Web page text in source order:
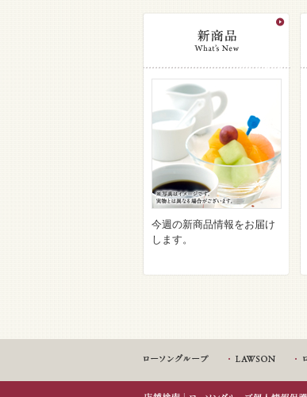
今週の新商品情報をお届け
します。